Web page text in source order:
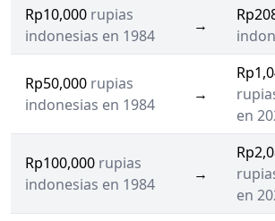
Rp10,000 rupias
indonesias en 1984
→
Rp50,000 rupias
indonesias en 1984
→
en
Rp100,000 rupias
indonesias en 1984
→
en